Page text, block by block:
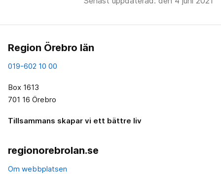
Region Örebro län
019-602 10 00
Box 1613
701 16 Örebro
Tillsammans skapar vi ett bättre liv
regionorebrolan.se
Om webbplatsen